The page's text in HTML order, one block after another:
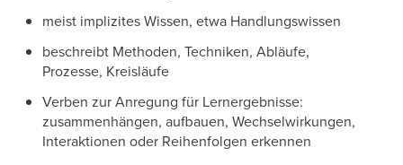
meist implizites Wissen, etwa Handlungswissen
beschreibt Methoden, Techniken, Abläufe,
Prozesse, Kreisläufe
Verben zur Anregung für Lernergebnisse:
zusammenhängen, aufbauen, Wechselwirkungen,
Interaktionen oder Reihenfolgen erkennen​